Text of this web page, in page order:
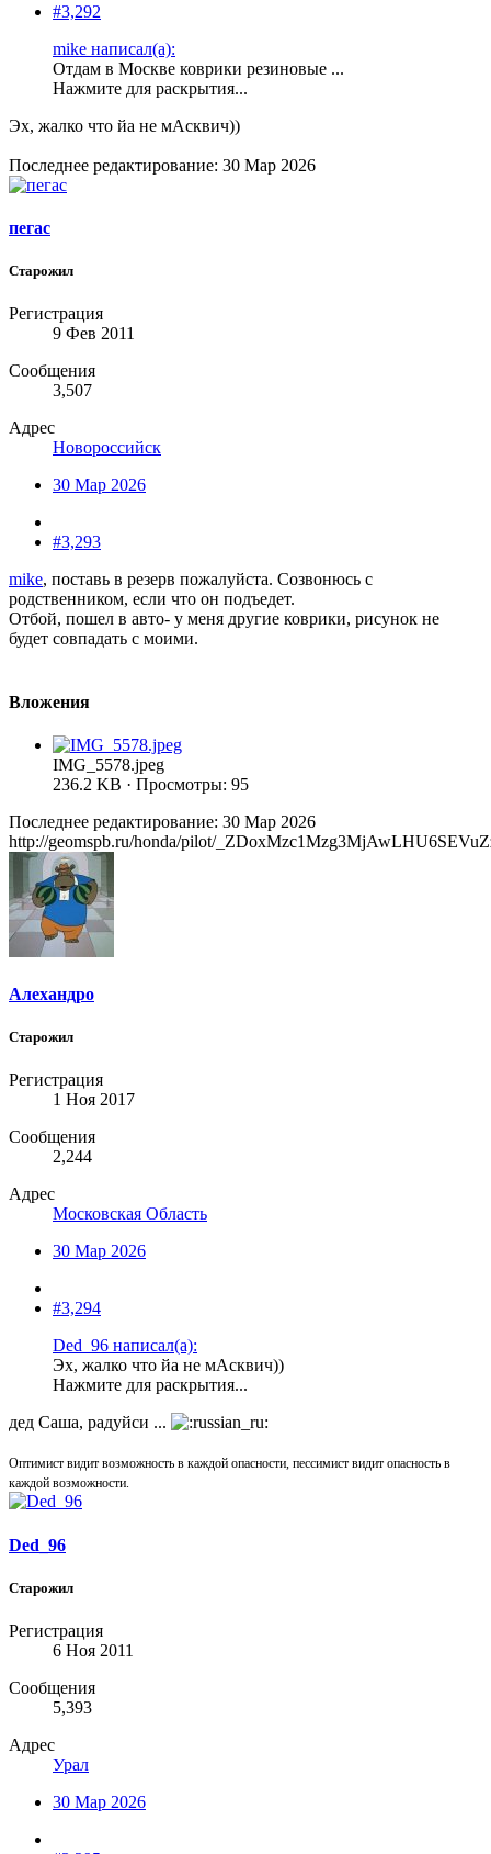
#3,292
mike написал(а):
Отдам в Москве коврики резиновые ...
Нажмите для раскрытия...
Эх, жалко что йа не мАсквич))
Последнее редактирование: 30 Мар 2026
пегас
Старожил
Регистрация
9 Фев 2011
Сообщения
3,507
Адрес
Новороссийск
30 Мар 2026
#3,293
mike, поставь в резерв пожалуйста. Созвонюсь с
родственником, если что он подъедет.
Отбой, пошел в авто- у меня другие коврики, рисунок не
будет совпадать с моими.
Вложения
IMG_5578.jpeg
236.2 KB · Просмотры: 95
Последнее редактирование: 30 Мар 2026
http://geomspb.ru/honda/pilot/
Алехандро
Старожил
Регистрация
1 Ноя 2017
Сообщения
2,244
Адрес
Московская Область
30 Мар 2026
#3,294
Ded_96 написал(а):
Эх, жалко что йа не мАсквич))
Нажмите для раскрытия...
дед Саша, радуйси ...
Оптимист видит возможность в каждой опасности, пессимист видит опасность в
каждой возможности.
Ded_96
Старожил
Регистрация
6 Ноя 2011
Сообщения
5,393
Адрес
Урал
30 Мар 2026